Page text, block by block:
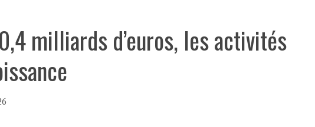
milliards d’euros, les activités